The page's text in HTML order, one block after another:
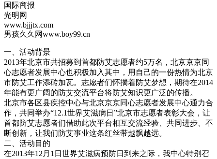
国际商报
光明网
www.bjjjtx.com
男孩久久网www.boy99.cn
一、活动背景
2013年北京市共招募到首都防艾志愿者约5万名，北京京京同
心志愿者发展中心也积极加入其中，用自己的一份热情为北京
市防艾工作添砖加瓦。志愿者们怀揣着防艾梦想，期待在2014
年能有更广阔的防艾交流平台将防艾知识更广泛的传播。
北京市各区县疾控中心与北京京京同心志愿者发展中心通力合
作，共同举办“12.1世界艾滋病日”北京市志愿者表彰大会，让
首都防艾志愿者们借助此次平台相互交流经验、共同进步、不
断创新，让我们防艾事业这条红丝带越飘越远。
二、活动目的
在2013年12月1日世界艾滋病预防日到来之际，我中心特别召